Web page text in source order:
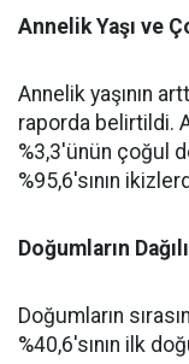
Annelik Yaşı ve
Annelik yaşının
raporda belirtildi.
%3,3'ünün çoğul
%95,6'sının
Doğumların
Doğumların
%40,6'sının ilk